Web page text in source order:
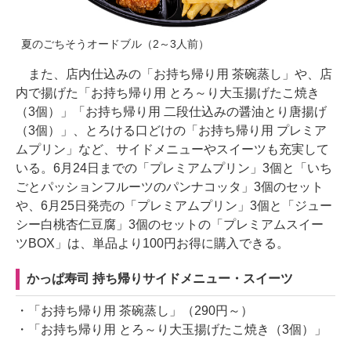
夏のごちそうオードブル（2～3人前）
また、店内仕込みの「お持ち帰り用 茶碗蒸し」や、店
内で揚げた「お持ち帰り用 とろ～り大玉揚げたこ焼き
（3個）」「お持ち帰り用 二段仕込みの醤油とり唐揚げ
（3個）」、とろける口どけの「お持ち帰り用 プレミア
ムプリン」など、サイドメニューやスイーツも充実して
いる。6月24日までの「プレミアムプリン」3個と「いち
ごとパッションフルーツのパンナコッタ」3個のセット
や、6月25日発売の「プレミアムプリン」3個と「ジュー
シー白桃杏仁豆腐」3個のセットの「プレミアムスイー
ツBOX」は、単品より100円お得に購入できる。
かっぱ寿司 持ち帰りサイドメニュー・スイーツ
・「お持ち帰り用 茶碗蒸し」（290円～）
・「お持ち帰り用 とろ～り大玉揚げたこ焼き（3個）」